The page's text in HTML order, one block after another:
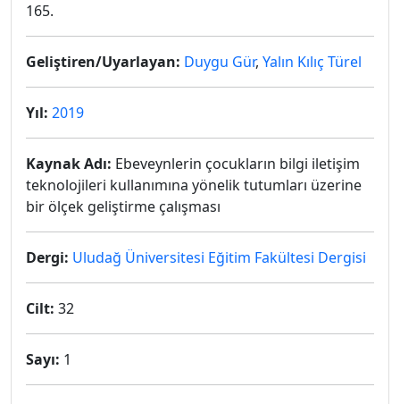
165.
Geliştiren/Uyarlayan: Duygu Gür, Yalın Kılıç Türel
Yıl: 2019
Kaynak Adı: Ebeveynlerin çocukların bilgi iletişim
teknolojileri kullanımına yönelik tutumları üzerine
bir ölçek geliştirme çalışması
Dergi: Uludağ Üniversitesi Eğitim Fakültesi Dergisi
Cilt: 32
Sayı: 1